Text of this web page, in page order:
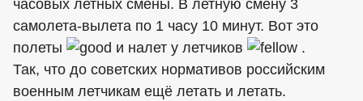
часовых летных смены. В летную смену 3
самолета-вылета по 1 часу 10 минут. Вот это
полеты
и налет у летчиков
.
Так, что до советских нормативов российским
военным летчикам ещё летать и летать.